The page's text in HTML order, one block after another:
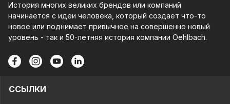
История многих великих брендов или компаний
начинается с идеи человека, который создает что-то
новое или поднимает привычное на совершенно новый
уровень - так и 50-летняя история компании Oehlbach.
ССЫЛКИ